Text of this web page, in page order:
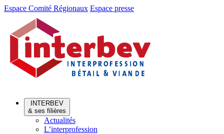
Aller
Aller
contenu
Espace Comité Régionaux Espace presse
INTERBEV
& ses filières
Actualités
L’interprofession